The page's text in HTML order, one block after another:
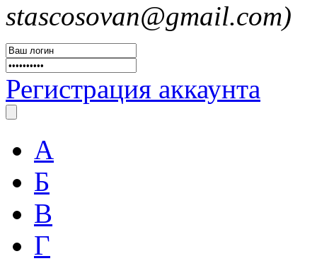
stascosovan@gmail.com)
Регистрация аккаунта
А
Б
В
Г